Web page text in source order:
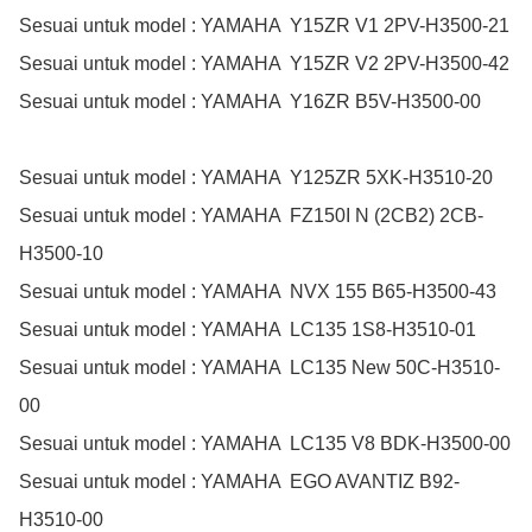
Sesuai untuk model : YAMAHA  Y15ZR V1 2PV-H3500-21
Sesuai untuk model : YAMAHA  Y15ZR V2 2PV-H3500-42
Sesuai untuk model : YAMAHA  Y16ZR B5V-H3500-00
Sesuai untuk model : YAMAHA  Y125ZR 5XK-H3510-20
Sesuai untuk model : YAMAHA  FZ150I N (2CB2) 2CB-
H3500-10
Sesuai untuk model : YAMAHA  NVX 155 B65-H3500-43
Sesuai untuk model : YAMAHA  LC135 1S8-H3510-01
Sesuai untuk model : YAMAHA  LC135 New 50C-H3510-
00
Sesuai untuk model : YAMAHA  LC135 V8 BDK-H3500-00
Sesuai untuk model : YAMAHA  EGO AVANTIZ B92-
H3510-00